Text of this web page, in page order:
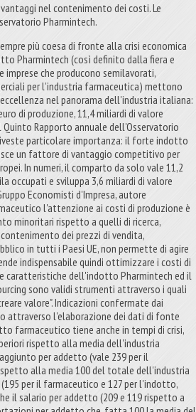
nel contenimento dei costi. Le
Pharmintech.
più coesa di fronte alla crisi economica
Pharmintech (così definito dalla fiera e
che producono semilavorati,
per l’industria farmaceutica) mettono
nel panorama dell'industria italiana:
di produzione, 11,4 miliardi di valore
Rapporto annuale dell'Osservatorio
particolare importanza: il forte indotto
un fattore di vantaggio competitivo per
In numeri, il comparto da solo vale 11,2
occupati e sviluppa 3,6 miliardi di valore
Economisti d'Impresa, autore
l'attenzione ai costi di produzione è
minoritari rispetto a quelli di ricerca,
dei prezzi di vendita,
in tutti i Paesi UE, non permette di agire
indispensabile quindi ottimizzare i costi di
caratteristiche dell'indotto Pharmintech ed il
sono validi strumenti attraverso i quali
valore". Indicazioni confermate dai
attraverso l'elaborazione dei dati di fonte
farmaceutico tiene anche in tempi di crisi,
rispetto alla media dell'industria
per addetto (vale 239 per il
alla media 100 del totale dell'industria
per il farmaceutico e 127 per l'indotto,
il salario per addetto (209 e 119 rispetto a